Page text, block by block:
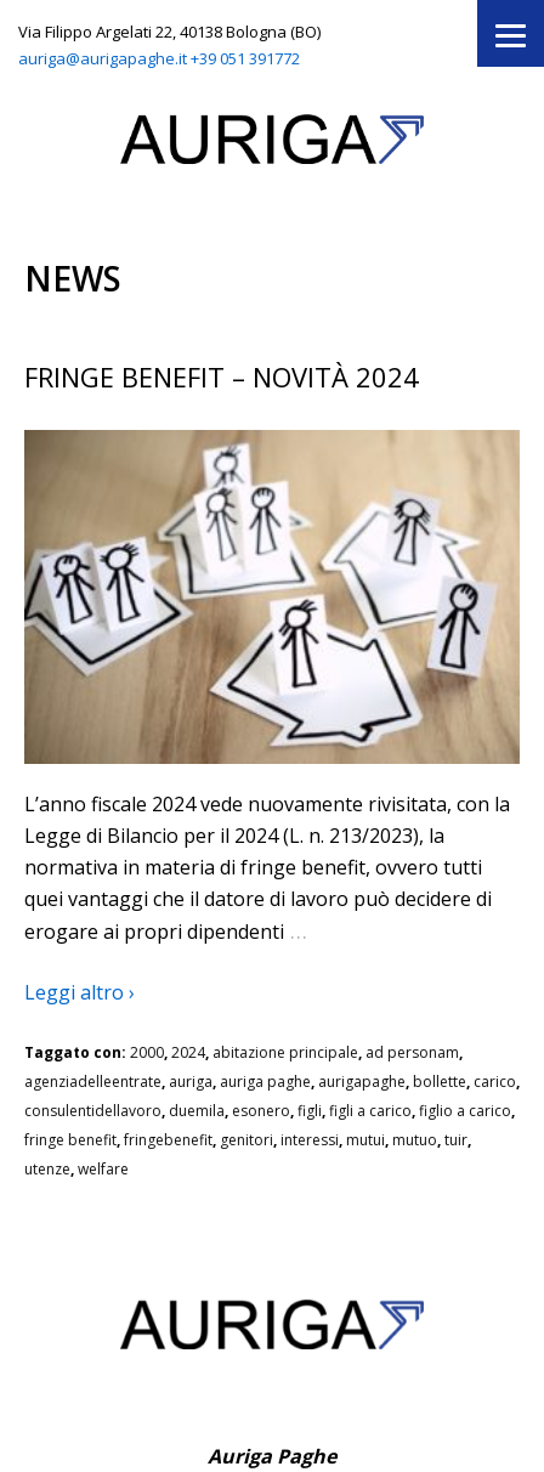
Via Filippo Argelati 22, 40138 Bologna (BO)
auriga@aurigapaghe.it+39 051 391772
NEWS
FRINGE BENEFIT – NOVITÀ 2024
L’anno fiscale 2024 vede nuovamente rivisitata, con la
Legge di Bilancio per il 2024 (L. n. 213/2023), la
normativa in materia di fringe benefit, ovvero tutti
quei vantaggi che il datore di lavoro può decidere di
erogare ai propri dipendenti …
Leggi altro ›
Taggato con: 2000,2024, abitazione principale, ad personam,
agenziadelleentrate, auriga, auriga paghe, aurigapaghe, bollette, carico,
consulentidellavoro, duemila, esonero,figli,figli a carico,figlio a carico,
fringe benefit,fringebenefit, genitori, interessi, mutui, mutuo,tuir,
utenze,welfare
Auriga Paghe